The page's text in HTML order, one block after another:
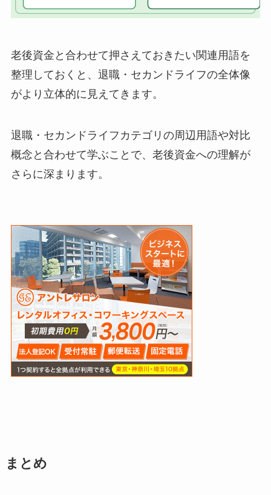
老後資金と合わせて押さえておきたい関連用語を
整理しておくと、退職・セカンドライフの全体像
がより立体的に見えてきます。
退職・セカンドライフカテゴリの周辺用語や対比
概念と合わせて学ぶことで、老後資金への理解が
さらに深まります。
まとめ